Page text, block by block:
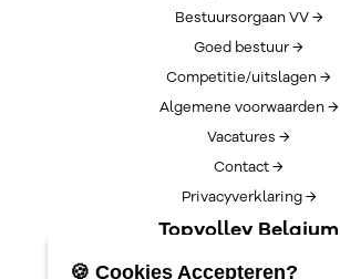
Bestuursorgaan VV →
Goed bestuur →
Competitie/uitslagen →
Algemene voorwaarden →
Vacatures →
Contact →
Privacyverklaring →
Topvolley Belgium
Over TopVolleyBelgium →
🍪 Cookies Accepteren?